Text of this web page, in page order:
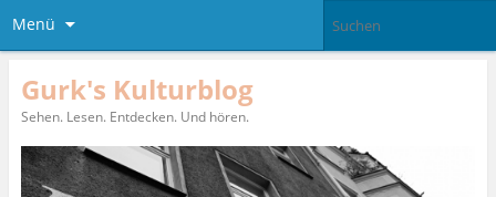
Menü
Gurk's Kulturblog
Sehen. Lesen. Entdecken. Und hören.